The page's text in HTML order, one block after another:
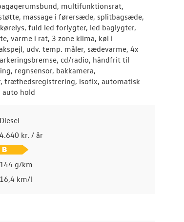
multifunktionsrat,
massage i førersæde, splitbagsæde,
fuld led forlygter, led baglygter,
varme i rat, 3 zone klima, køl i
udv. temp. måler, sædevarme, 4x
cd/radio, håndfrit til
regnsensor, bakkamera,
træthedsregistrering, isofix, automatisk
auto hold
Diesel
4.640 kr. / år
144 g/km
16,4 km/l